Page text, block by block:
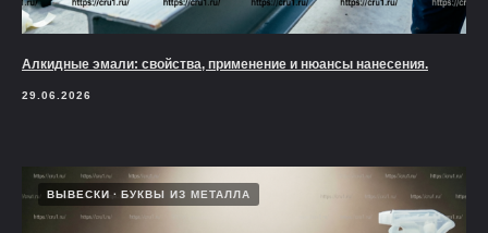
Алкидные эмали: свойства, применение и нюансы нанесения.
29.06.2026
ВЫВЕСКИ БУКВЫ ИЗ МЕТАЛЛА